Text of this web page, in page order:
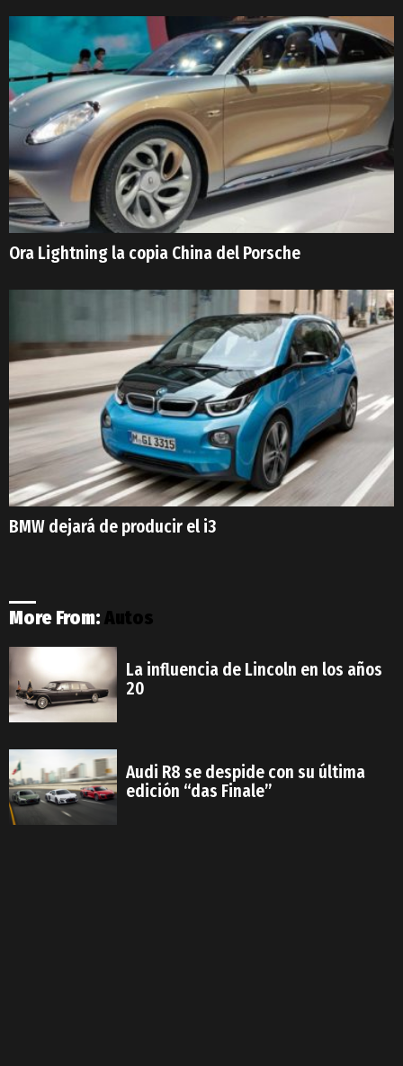
Ora Lightning la copia China del Porsche
BMW dejará de producir el i3
More From:Autos
La influencia de Lincoln en los años
20
Audi R8 se despide con su última
edición “das Finale”